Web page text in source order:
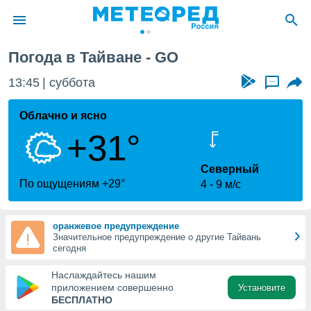
о
Вы можете
к этому
доступ
Погода в Тайване - GO
13:45 суббота ...
Облачно и ясно
+31°
По ощущениям +29°
Северный
4
9 м/с
оранжевое предупреждение
Значительное предупреждение о другие Тайвань
сегодня
Наслаждайтесь нашим
приложением совершенно
БЕСПЛАТНО
Установите